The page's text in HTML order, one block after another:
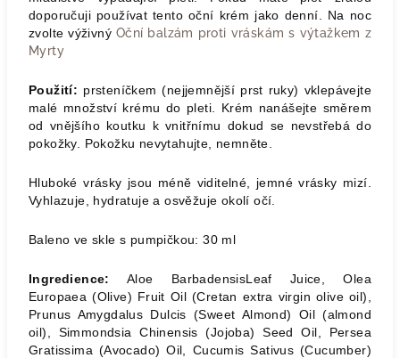
doporučuji používat tento oční krém jako denní. Na noc
zvolte výživný Oční balzám proti vráskám s výtažkem z
Myrty
Použití: prsteníčkem (nejjemnější prst ruky) vklepávejte
malé množství krému do pleti. Krém nanášejte směrem
od vnějšího koutku k vnitřnímu dokud se nevstřebá do
pokožky. Pokožku nevytahujte, nemněte.
Hluboké vrásky jsou méně viditelné, jemné vrásky mizí.
Vyhlazuje, hydratuje a osvěžuje okolí očí.
Baleno ve skle s pumpičkou: 30 ml
Ingredience:
Aloe BarbadensisLeaf Juice, Olea
Europaea (Olive) Fruit Oil (Cretan extra virgin olive oil),
Prunus Amygdalus Dulcis (Sweet Almond) Oil (almond
oil), Simmondsia Chinensis (Jojoba) Seed Oil, Persea
Gratissima (Avocado) Oil, Cucumis Sativus (Cucumber)